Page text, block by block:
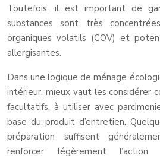
Toutefois, il est important de
substances sont très
organiques volatils (COV) et
allergisantes.
Dans une logique de ménage
intérieur, mieux vaut les considérer
facultatifs, à utiliser avec
base du produit d’entretien.
préparation suffisent
renforcer légèrement l’action